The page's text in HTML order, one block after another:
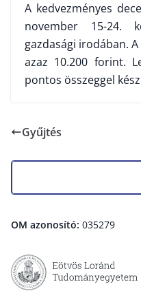
A kedvezményes
november 15-24.
gazdasági irodában.
azaz 10.200 forint.
pontos összeggel
Gyűjtés
OM azonosító: 035279